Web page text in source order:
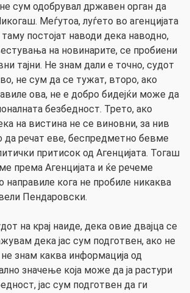
сум одобрувал државен орган да
Меѓутоа, луѓето во агенцијата
постојат наводи дека наводно,
на новинарите, се пробиени
тајни. Не знам дали е точно, судот
не сум да се тужат, второ, ако
ова, не е добро бидејќи може да
безбедност. Трето, ако
на вистина не се виновни, за нив
да речат еве, беспредметно бевме
притисок од Агенцијата. Тогаш
према Агенцијата и ќе речеме
направиле кога не пробиле никаква
Пендаровски.
на крај наиде, дека овие двајца се
дека јас сум подготвен, ако не
знам каква информација од
значење која може да ја растури
јас сум подготвен да ги